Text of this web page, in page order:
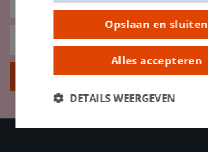
Inschrijven
Opslaan en sluiten
Alles accepteren
DETAILS WEERGEVEN